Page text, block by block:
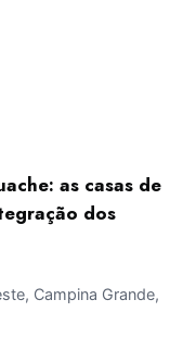
as casas de
dos
Campina Grande,